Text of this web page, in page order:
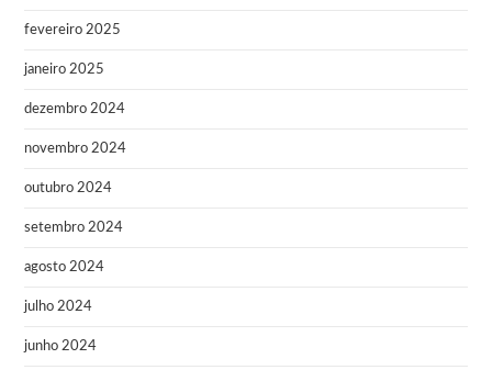
fevereiro 2025
janeiro 2025
dezembro 2024
novembro 2024
outubro 2024
setembro 2024
agosto 2024
julho 2024
junho 2024